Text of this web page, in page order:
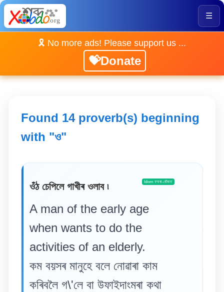
☰
🎗️ No more ads! Please support us ...
💝Donate
Found 14 proverb(s) beginning
with "ও"
Idiom ফকৰা-যোঁজনা
ওঁঠ চেপিলে গাখীৰ ওলাব ৷
A man of the early age
when wants to do the
activities of an elderly.
কম বয়সৰ মানুহে বলে নোৱাৰা কাম
কৰিবলৈ গ\'লে বা উফাইদাংমৰা কথা